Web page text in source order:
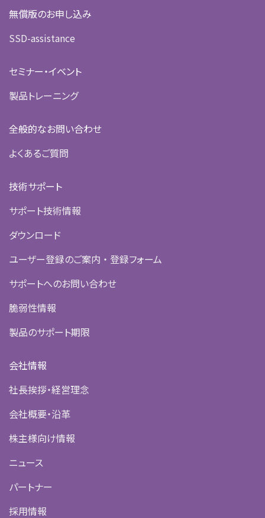
無償版のお申し込み
SSD-assistance
セミナー・イベント
製品トレーニング
全般的なお問い合わせ
よくあるご質問
技術サポート
サポート技術情報
ダウンロード
ユーザー登録のご案内 ・ 登録フォーム
サポートへのお問い合わせ
脆弱性情報
製品のサポート期限
会社情報
社長挨拶・経営理念
会社概要・沿革
株主様向け情報
ニュース
パートナー
採用情報